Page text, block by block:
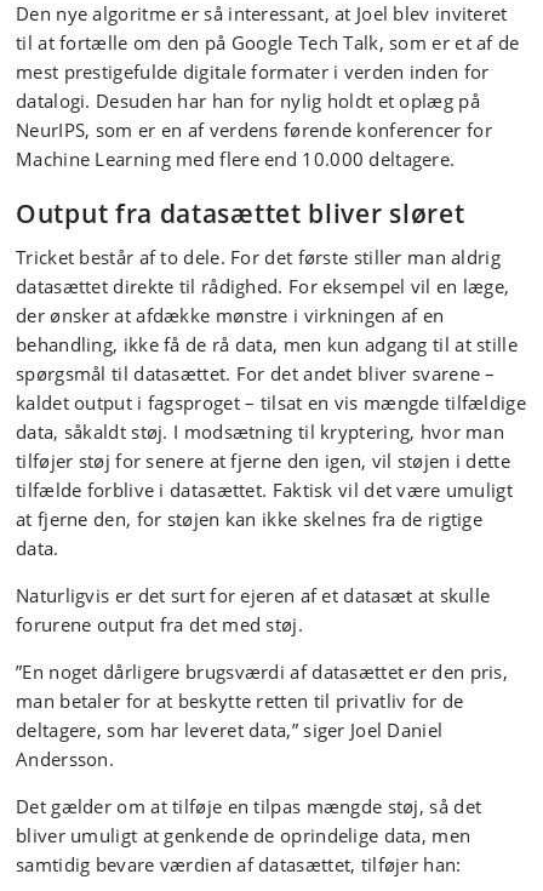
Den nye algoritme er så interessant, at Joel blev inviteret
til at fortælle om den på Google Tech Talk, som er et af de
mest prestigefulde digitale formater i verden inden for
datalogi. Desuden har han for nylig holdt et oplæg på
NeurIPS, som er en af verdens førende konferencer for
Machine Learning med flere end 10.000 deltagere.
Output fra datasættet bliver sløret
Tricket består af to dele. For det første stiller man aldrig
datasættet direkte til rådighed. For eksempel vil en læge,
der ønsker at afdække mønstre i virkningen af en
behandling, ikke få de rå data, men kun adgang til at stille
spørgsmål til datasættet. For det andet bliver svarene –
kaldet output i fagsproget – tilsat en vis mængde tilfældige
data, såkaldt støj. I modsætning til kryptering, hvor man
tilføjer støj for senere at fjerne den igen, vil støjen i dette
tilfælde forblive i datasættet. Faktisk vil det være umuligt
at fjerne den, for støjen kan ikke skelnes fra de rigtige
data.
Naturligvis er det surt for ejeren af et datasæt at skulle
forurene output fra det med støj.
”En noget dårligere brugsværdi af datasættet er den pris,
man betaler for at beskytte retten til privatliv for de
deltagere, som har leveret data,” siger Joel Daniel
Andersson.
Det gælder om at tilføje en tilpas mængde støj, så det
bliver umuligt at genkende de oprindelige data, men
samtidig bevare værdien af datasættet, tilføjer han: